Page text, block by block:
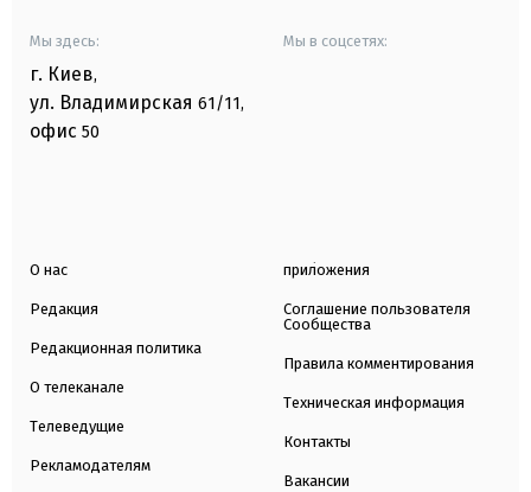
Мы здесь:
г. Киев,
ул. Владимирская 61/11,
офис 50
Мы в соцсетях:
О нас
Редакция
Редакционная политика
О телеканале
Телеведущие
Рекламодателям
приложения
Соглашение пользователя
Сообщества
Правила комментирования
Техническая информация
Контакты
Вакансии